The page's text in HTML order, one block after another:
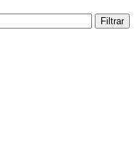
Filtrar